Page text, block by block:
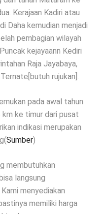
Kerajaan Kadiri atau
Daha kemudian menjadi
pembagian wilayah
kejayaann Kediri
Raja Jayabaya,
rujukan].
pada awal tahun
ke timur dari pusat
indikasi merupakan
Sumber)
membutuhkan
langsung
menyediakan
memiliki harga